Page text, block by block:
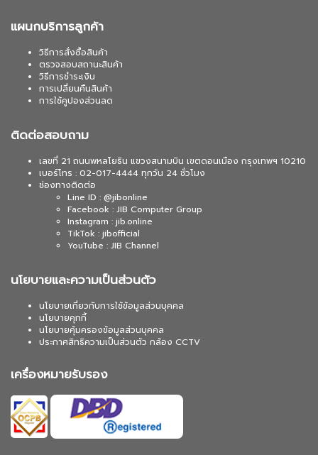
แผนกบริการลูกค้า
วิธีการสั่งซื้อสินค้า
ตรวจสอบสถานะสินค้า
วิธีการชำระเงิน
การเปลี่ยนคืนสินค้า
การใช้คูปองส่วนลด
ติดต่อสอบถาม
เลขที่ 21 ถนนพหลโยธิน แขวงสนามบิน เขตดอนเมือง กรุงเทพฯ 10210
เบอร์โทร : 02-017-4444 ทุกวัน 24 ชั่วโมง
ช่องทางติดต่อ
Line ID : @jibonline
Facebook : JIB Computer Group
Instagram : jib.online
TikTok : jibofficial
YouTube : JIB Channel
นโยบายและความเป็นส่วนตัว
นโยบายเกี่ยวกับการใช้ข้อมูลส่วนบุคคล
นโยบายคุกกี้
นโยบายคุ้มครองข้อมูลส่วนบุคคล
ประกาศสิทธิความเป็นส่วนตัว กล้อง CCTV
เครื่องหมายรับรอง